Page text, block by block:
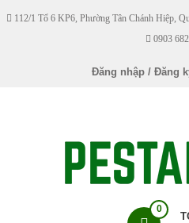
Skip112/1 Tổ 6 KP6, Phường Tân Chánh Hiệp,
0903
Đăng nhập / Đăng
0